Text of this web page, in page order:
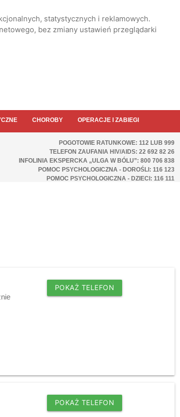
statystycznych i reklamowych.
bez zmiany ustawień przeglądarki
CHOROBY OPERACJE I ZABIEGI
POGOTOWIE RATUNKOWE: 112 LUB 999
TELEFON ZAUFANIA HIV/AIDS: 22 692 82 26
INFOLINIA EKSPERCKA „ULGA W BÓLU”: 800 706 838
POMOC PSYCHOLOGICZNA - DOROŚLI: 116 123
POMOC PSYCHOLOGICZNA - DZIECI: 116 111
POKAŻ TELEFON
POKAŻ TELEFON